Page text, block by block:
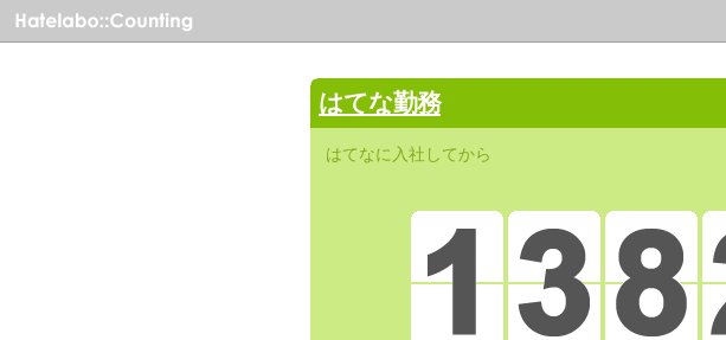
はてな勤務
はてなに入社してから